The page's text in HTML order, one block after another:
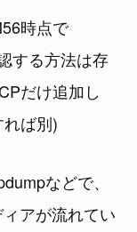
時点で
する方法は存
だけ追加し
ば別)
などで、
アが流れてい